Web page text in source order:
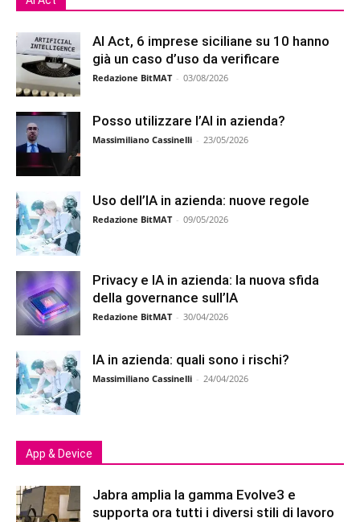
AI Act, 6 imprese siciliane su 10 hanno
già un caso d’uso da verificare
Redazione BitMAT - 03/08/2026
Posso utilizzare l’AI in azienda?
Massimiliano Cassinelli - 23/05/2026
Uso dell’IA in azienda: nuove regole
Redazione BitMAT - 09/05/2026
Privacy e IA in azienda: la nuova sfida
della governance sull’IA
Redazione BitMAT - 30/04/2026
IA in azienda: quali sono i rischi?
Massimiliano Cassinelli - 24/04/2026
App & Device
Jabra amplia la gamma Evolve3 e
supporta ora tutti i diversi stili di lavoro